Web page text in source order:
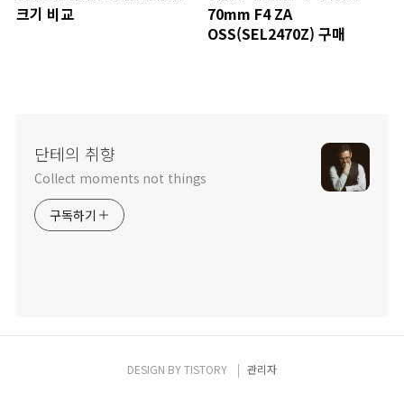
크기 비교
70mm F4 ZA
OSS(SEL2470Z) 구매
단테의 취향
Collect moments not things
구독하기
DESIGN BYTISTORY 관리자